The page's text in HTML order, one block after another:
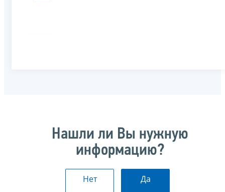
Нашли ли Вы нужную
информацию?
Нет Да